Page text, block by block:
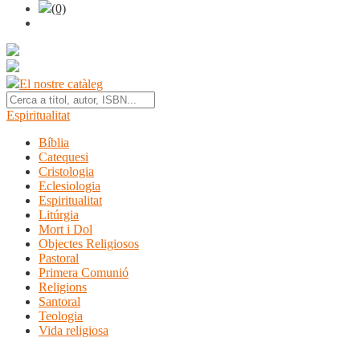
(0)
El nostre catàleg
Espiritualitat
Bíblia
Catequesi
Cristologia
Eclesiologia
Espiritualitat
Litúrgia
Mort i Dol
Objectes Religiosos
Pastoral
Primera Comunió
Religions
Santoral
Teologia
Vida religiosa